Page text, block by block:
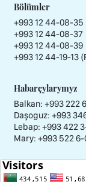
Bölümler
+993 12 44-08-35
+993 12 44-08-37
+993 12 44-08-39
+993 12 44-19-13
Habarçylarymyz
Balkan: +993 222
Daşoguz: +993
Lebap: +993 422
Mary: +993 522